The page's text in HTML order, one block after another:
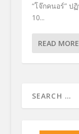
“โจ๊กคนอร์” ป
10...
READ MORE